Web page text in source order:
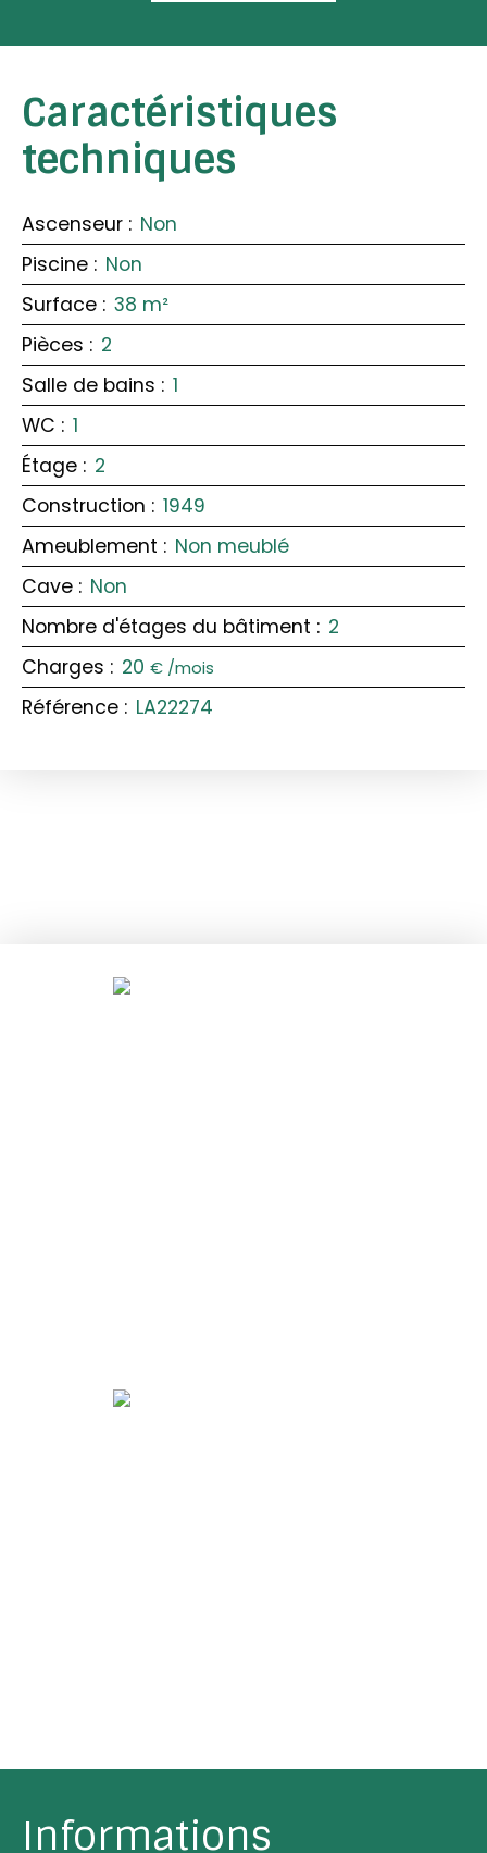
Caractéristiques
techniques
Ascenseur : Non
Piscine : Non
Surface : 38 m²
Pièces : 2
Salle de bains : 1
WC : 1
Étage : 2
Construction : 1949
Ameublement : Non meublé
Cave : Non
Nombre d'étages du bâtiment : 2
Charges : 20 € /mois
Référence : LA22274
Informations